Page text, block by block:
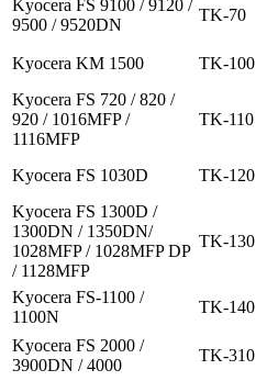
Kyocera FS 9100 / 9120 /
9500 / 9520DN
TK-70
Kyocera KM 1500 TK-100
Kyocera FS 720 / 820 /
920 / 1016MFP /
1116MFP
TK-110
Kyocera FS 1030D TK-120
Kyocera FS 1300D /
1300DN / 1350DN/
1028MFP / 1028MFP DP
/ 1128MFP
TK-130
Kyocera FS-1100 /
1100N
TK-140
Kyocera FS 2000 /
3900DN / 4000
TK-310